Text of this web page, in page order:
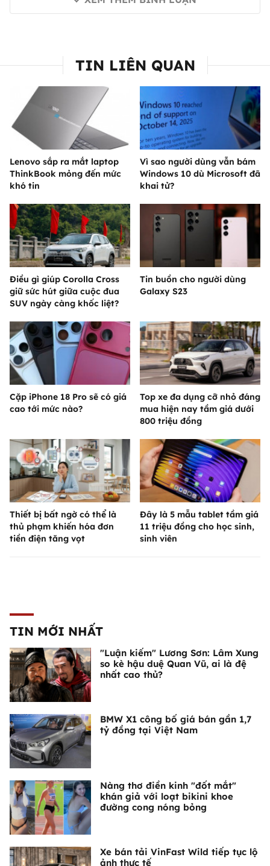
TIN LIÊN QUAN
Lenovo sắp ra mắt laptop
ThinkBook mỏng đến mức
khó tin
Vì sao người dùng vẫn bám
Windows 10 dù Microsoft đã
khai tử?
Điều gì giúp Corolla Cross
giữ sức hút giữa cuộc đua
SUV ngày càng khốc liệt?
Tin buồn cho người dùng
Galaxy S23
Cặp iPhone 18 Pro sẽ có giá
cao tới mức nào?
Top xe đa dụng cỡ nhỏ đáng
mua hiện nay tầm giá dưới
800 triệu đồng
Thiết bị bất ngờ có thể là
thủ phạm khiến hóa đơn
tiền điện tăng vọt
Đây là 5 mẫu tablet tầm giá
11 triệu đồng cho học sinh,
sinh viên
TIN MỚI NHẤT
"Luận kiếm" Lương Sơn: Lâm Xung
so kè hậu duệ Quan Vũ, ai là đệ
nhất cao thủ?
BMW X1 công bố giá bán gần 1,7
tỷ đồng tại Việt Nam
Nàng thơ điền kinh "đốt mắt"
khán giả với loạt bikini khoe
đường cong nóng bỏng
Xe bán tải VinFast Wild tiếp tục lộ
ảnh thực tế